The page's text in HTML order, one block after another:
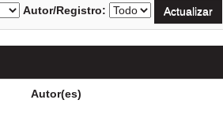
Autor/Registro:
Autor(es)